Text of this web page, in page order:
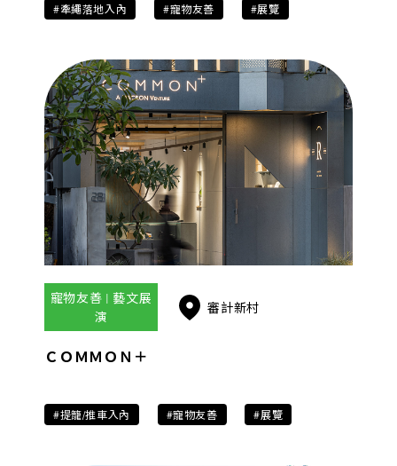
#牽繩落地入內 #寵物友善 #展覽
寵物友善 | 藝文展
演
審計新村
ＣＯＭＭＯＮ＋
#提籠/推車入內 #寵物友善 #展覽